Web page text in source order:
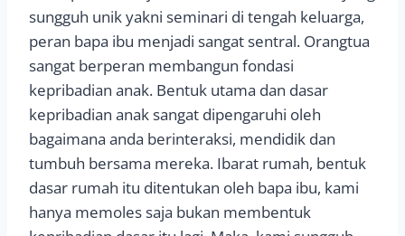
sungguh unik yakni seminari di tengah keluarga,
peran bapa ibu menjadi sangat sentral. Orangtua
sangat berperan membangun fondasi
kepribadian anak. Bentuk utama dan dasar
kepribadian anak sangat dipengaruhi oleh
bagaimana anda berinteraksi, mendidik dan
tumbuh bersama mereka. Ibarat rumah, bentuk
dasar rumah itu ditentukan oleh bapa ibu, kami
hanya memoles saja bukan membentuk